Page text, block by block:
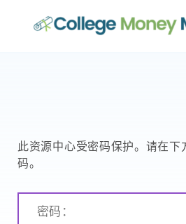
大学资金方法
此资源中心受密码保护。请在下
码。